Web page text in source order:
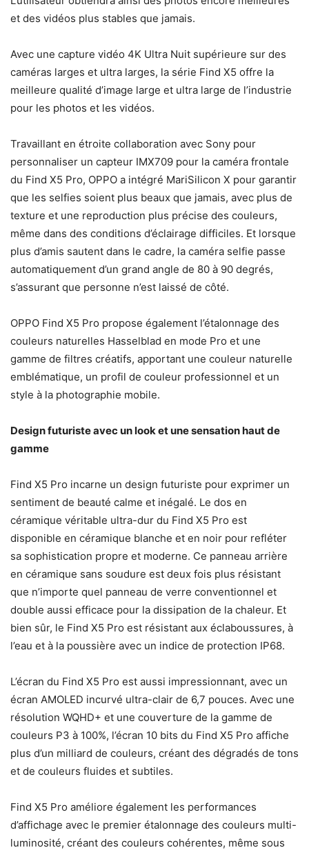
et des vidéos plus stables que jamais.
Avec une capture vidéo 4K Ultra Nuit supérieure sur des
caméras larges et ultra larges, la série Find X5 offre la
meilleure qualité d’image large et ultra large de l’industrie
pour les photos et les vidéos.
Travaillant en étroite collaboration avec Sony pour
personnaliser un capteur IMX709 pour la caméra frontale
du Find X5 Pro, OPPO a intégré MariSilicon X pour garantir
que les selfies soient plus beaux que jamais, avec plus de
texture et une reproduction plus précise des couleurs,
même dans des conditions d’éclairage difficiles. Et lorsque
plus d’amis sautent dans le cadre, la caméra selfie passe
automatiquement d’un grand angle de 80 à 90 degrés,
s’assurant que personne n’est laissé de côté.
OPPO Find X5 Pro propose également l’étalonnage des
couleurs naturelles Hasselblad en mode Pro et une
gamme de filtres créatifs, apportant une couleur naturelle
emblématique, un profil de couleur professionnel et un
style à la photographie mobile.
Design futuriste avec un look et une sensation haut de
gamme
Find X5 Pro incarne un design futuriste pour exprimer un
sentiment de beauté calme et inégalé. Le dos en
céramique véritable ultra-dur du Find X5 Pro est
disponible en céramique blanche et en noir pour refléter
sa sophistication propre et moderne. Ce panneau arrière
en céramique sans soudure est deux fois plus résistant
que n’importe quel panneau de verre conventionnel et
double aussi efficace pour la dissipation de la chaleur. Et
bien sûr, le Find X5 Pro est résistant aux éclaboussures, à
l’eau et à la poussière avec un indice de protection IP68.
L’écran du Find X5 Pro est aussi impressionnant, avec un
écran AMOLED incurvé ultra-clair de 6,7 pouces. Avec une
résolution WQHD+ et une couverture de la gamme de
couleurs P3 à 100%, l’écran 10 bits du Find X5 Pro affiche
plus d’un milliard de couleurs, créant des dégradés de tons
et de couleurs fluides et subtiles.
Find X5 Pro améliore également les performances
d’affichage avec le premier étalonnage des couleurs multi-
luminosité, créant des couleurs cohérentes, même sous